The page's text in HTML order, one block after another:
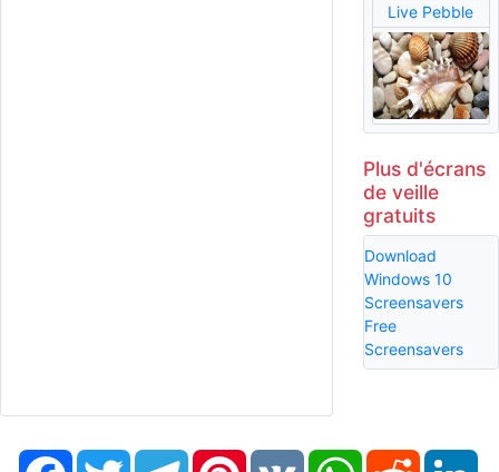
Live Pebble
Plus d'écrans
de veille
gratuits
Download
Windows 10
Screensavers
Free
Screensavers
FacebookTwitter TelegramPinterestVK WhatsAppReddit